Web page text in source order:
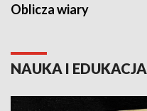
Oblicza wiary
NAUKA I EDUKACJA